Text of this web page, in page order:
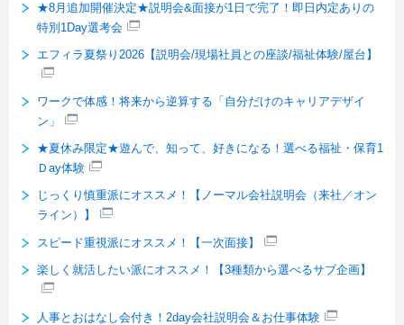
★8月追加開催決定★説明会&面接が1日で完了！即日内定ありの
特別1Day選考会
エフィラ夏祭り2026【説明会/現場社員との座談/福祉体験/屋台】
ワークで体感！将来から逆算する「自分だけのキャリアデザイ
ン」
★夏休み限定★遊んで、知って、好きになる！選べる福祉・保育1
Ｄay体験
じっくり慎重派にオススメ！【ノーマル会社説明会（来社／オン
ライン）】
スピード重視派にオススメ！【一次面接】
楽しく就活したい派にオススメ！【3種類から選べるサブ企画】
人事とおはなし会付き！2day会社説明会＆お仕事体験